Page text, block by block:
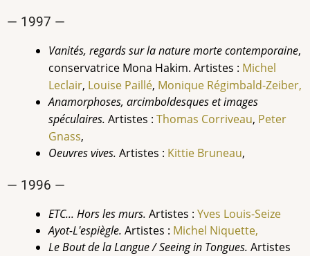
— 1997 —
Vanités, regards sur la nature morte contemporaine,
conservatrice Mona Hakim. Artistes : Michel
Leclair, Louise Paillé, Monique Régimbald-Zeiber,
Anamorphoses, arcimboldesques et images
spéculaires. Artistes : Thomas Corriveau, Peter
Gnass,
Oeuvres vives. Artistes : Kittie Bruneau,
— 1996 —
ETC... Hors les murs. Artistes : Yves Louis-Seize
Ayot-L'espiègle. Artistes : Michel Niquette,
Le Bout de la Langue / Seeing in Tongues. Artistes